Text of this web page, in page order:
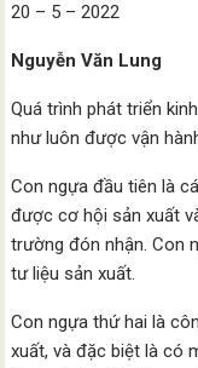
20 – 5 – 2022
Nguyễn Văn Lung
Quá trình phát triển
như luôn được vận
Con ngựa đầu tiên là
được cơ hội sản xuất
trường đón nhận. Con
tư liệu sản xuất.
Con ngựa thứ hai là
xuất, và đặc biệt là có